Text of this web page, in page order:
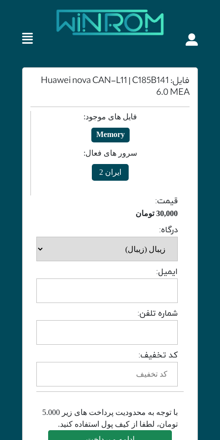
فایل: Huawei nova CAN-L11 | C185B141
6.0 MEA
فایل های موجود:
Memory
سرور های فعال:
ایران 2
قیمت:
30,000 تومان
درگاه:
ایمیل:
شماره تلفن:
کد تخفیف:
با توجه به محدودیت پرداخت های زیر 5.000
تومان، لطفا از کیف پول استفاده کنید.